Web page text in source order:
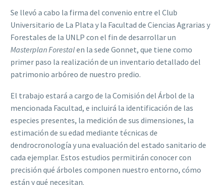
Se llevó a cabo la firma del convenio entre el Club
Universitario de La Plata y la Facultad de Ciencias Agrarias y
Forestales de la UNLP con el fin de desarrollar un
Masterplan Forestalen la sede Gonnet, que tiene como
primer paso la realización de un inventario detallado del
patrimonio arbóreo de nuestro predio.
El trabajo estará a cargo de la Comisión del Árbol de la
mencionada Facultad, e incluirá la identificación de las
especies presentes, la medición de sus dimensiones, la
estimación de su edad mediante técnicas de
dendrocronología y una evaluación del estado sanitario de
cada ejemplar. Estos estudios permitirán conocer con
precisión qué árboles componen nuestro entorno, cómo
están y qué necesitan.